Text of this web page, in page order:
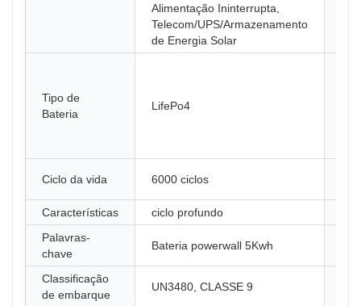
Alimentação Ininterrupta,
Telecom/UPS/Armazenamento
de Energia Solar
Tipo de
Bateria
LifePo4
Ciclo da vida 6000 ciclos
Características
ciclo profundo
Palavras-
chave
Bateria powerwall 5Kwh
Classificação
de embarque
UN3480, CLASSE 9